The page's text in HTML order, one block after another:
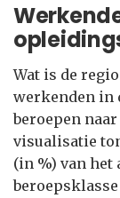
Wat is de
werkenden in
beroepen
visualisatie
(in %) van het